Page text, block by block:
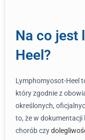
Na co jest
Heel?
Lymphomyosot-Heel
który zgodnie z
określonych,
to, że w dokumentacji
chorób czy